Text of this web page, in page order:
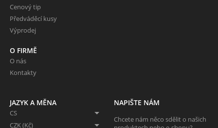
Cenový tip
Předváděcí kusy
Výprodej
O FIRMĚ
O nás
Kontakty
JAZYK A MĚNA
CS
CZK (Kč)
NAPIŠTE NÁM
Chcete nám něco sdělit o našich